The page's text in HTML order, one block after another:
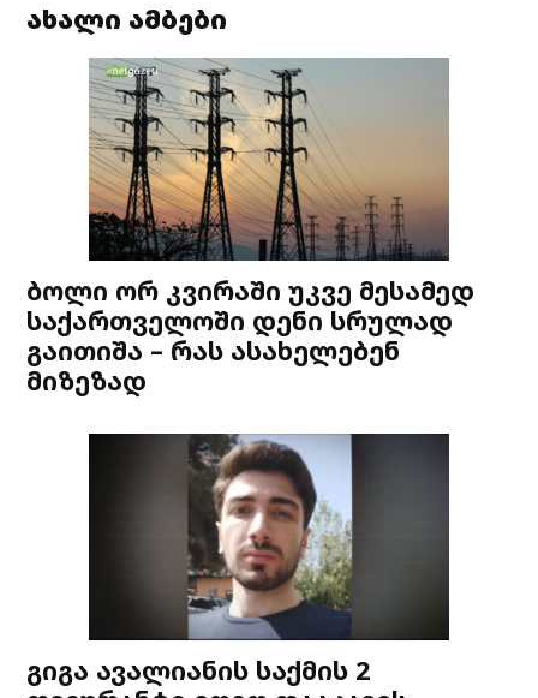
ახალი ამბები
ბოლი ორ კვირაში უკვე მესამედ
საქართველოში დენი სრულად
გაითიშა – რას ასახელებენ
მიზეზად
გიგა ავალიანის საქმის 2